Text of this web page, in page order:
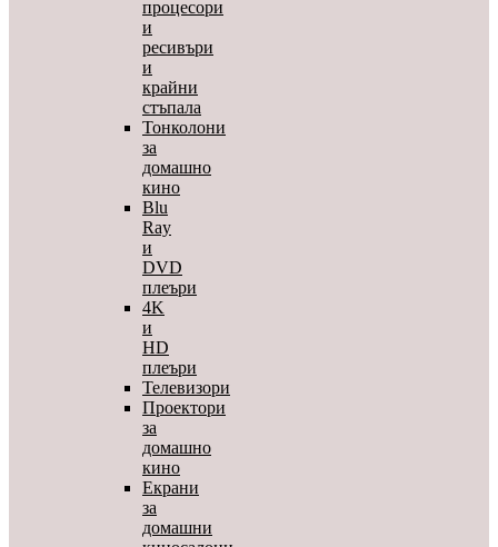
процесори
и
ресивъри
и
крайни
стъпала
Тонколони
за
домашно
кино
Blu
Ray
и
DVD
плеъри
4K
и
HD
плеъри
Телевизори
Проектори
за
домашно
кино
Екрани
за
домашни